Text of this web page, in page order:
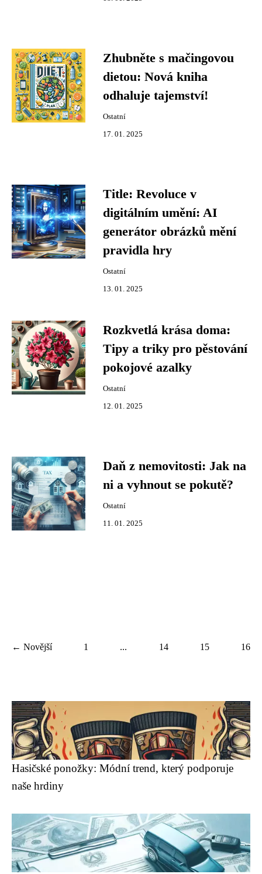
Zhubněte s mačingovou
dietou: Nová kniha
odhaluje tajemství!
Ostatní
17. 01. 2025
Title: Revoluce v
digitálním umění: AI
generátor obrázků mění
pravidla hry
Ostatní
13. 01. 2025
Rozkvetlá krása doma:
Tipy a triky pro pěstování
pokojové azalky
Ostatní
12. 01. 2025
Daň z nemovitosti: Jak na
ni a vyhnout se pokutě?
Ostatní
11. 01. 2025
← Novější 1 ... 14 15 16
Hasičské ponožky: Módní trend, který podporuje
naše hrdiny